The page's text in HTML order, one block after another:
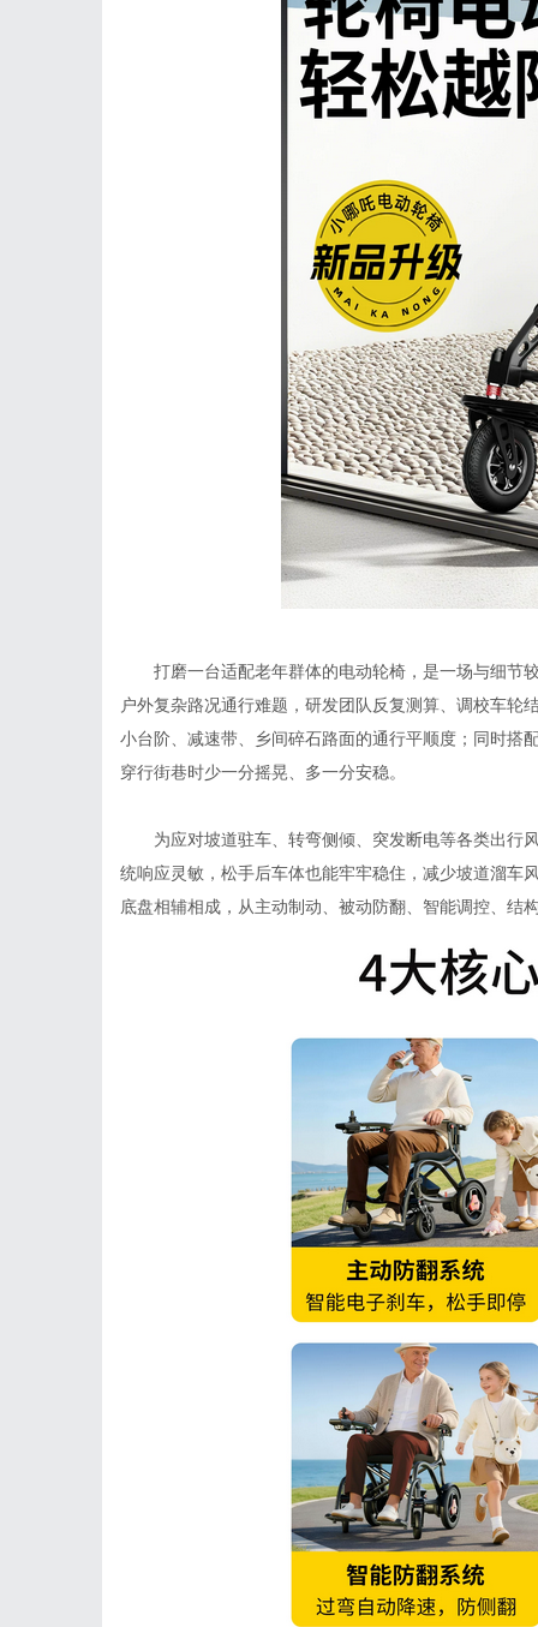
打磨一台适配老年群体的电动轮椅，是一场与细节
户外复杂路况通行难题，研发团队反复测算、调校车
小台阶、减速带、乡间碎石路面的通行平顺度；同时搭
穿行街巷时少一分摇晃、多一分安稳。
为应对坡道驻车、转弯侧倾、突发断电等各类出行
统响应灵敏，松手后车体也能牢牢稳住，减少坡道溜车
底盘相辅相成，从主动制动、被动防翻、智能调控、结